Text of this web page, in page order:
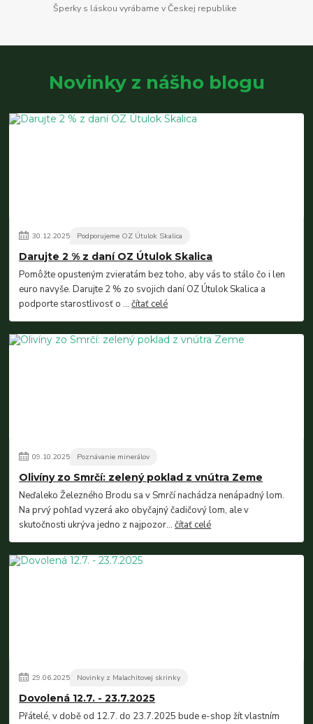
Šperky s láskou vyrábame v Českej republike
Novinky z nášho blogu
30.12.2025 Podporujeme OZ Útulok Skalica
Darujte 2 % z daní OZ Útulok Skalica
Pomôžte opusteným zvieratám bez toho, aby vás to stálo čo i len
euro navyše. Darujte 2 % zo svojich daní OZ Útulok Skalica a
podporte starostlivosť o ...čítať celé
09.10.2025 Poznávanie minerálov
Olivíny zo Smrčí: zelený poklad z vnútra Zeme
Neďaleko Železného Brodu sa v Smrčí nachádza nenápadný lom.
Na prvý pohľad vyzerá ako obyčajný čadičový lom, ale v
skutočnosti ukrýva jedno z najpozor...čítať celé
29.06.2025 Novinky z Malachitovej skrinky
Dovolená 12.7. - 23.7.2025
Přátelé, v době od 12.7. do 23.7.2025 bude e-shop žít vlastním